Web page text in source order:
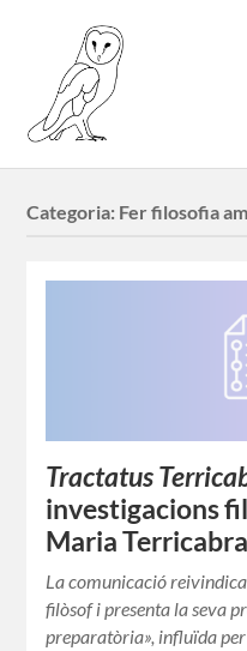
Categoria: Fer filosofia
Tractatus
investigacions
Maria
La comunicació
filòsof i presenta la seva
preparatòria», influïda